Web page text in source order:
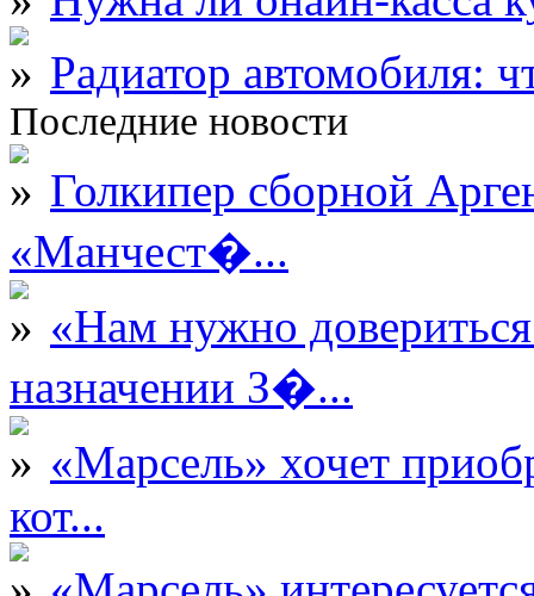
Радиатор автомобиля:
Последние новости
Голкипер сборной
«Манчест�...
«Нам нужно
назначении З�...
«Марсель» хочет
кот...